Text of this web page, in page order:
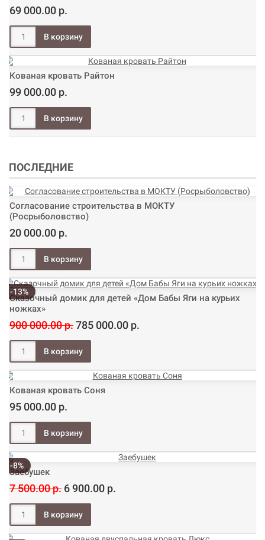
69 000.00 р.
Кованая кровать Райтон
99 000.00 р.
ПОСЛЕДНИЕ
Согласование строительства в МОКТУ
(Росрыболовство)
20 000.00 р.
-13%
Сказочный домик для детей «Дом Бабы Яги на курьих
ножках»
900 000.00 р.785 000.00 р.
Кованая кровать Соня
95 000.00 р.
-8%
Заебушек
7 500.00 р. 6 900.00 р.